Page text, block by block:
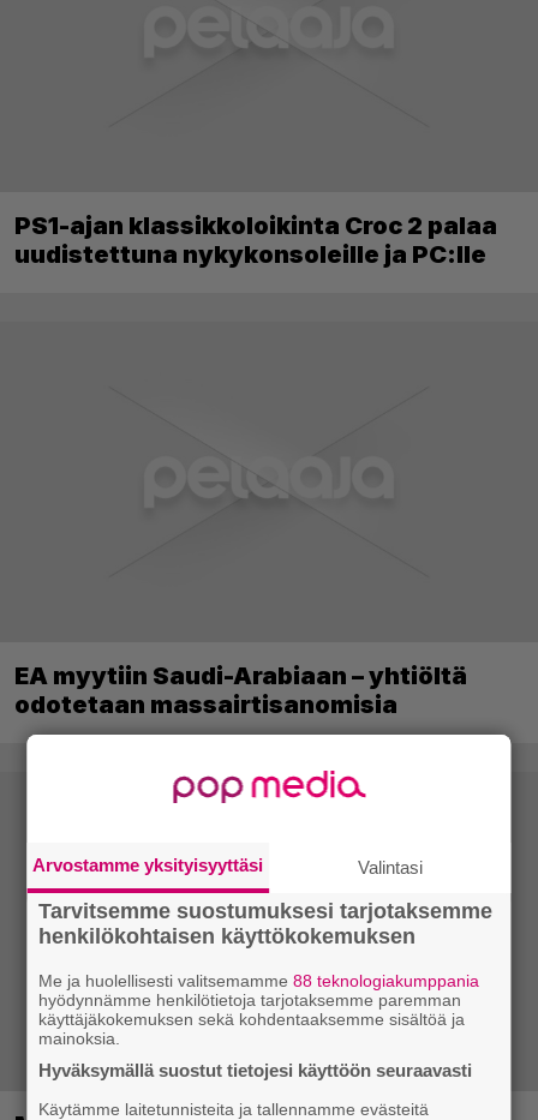
PS1-ajan klassikkoloikinta Croc 2 palaa
uudistettuna nykykonsoleille ja PC:lle
EA myytiin Saudi-Arabiaan – yhtiöltä
odotetaan massairtisanomisia
Arvostamme yksityisyyttäsi Valintasi
Tarvitsemme suostumuksesi tarjotaksemme
henkilökohtaisen käyttökokemuksen
Me ja huolellisesti valitsemamme88 teknologiakumppania
hyödynnämme henkilötietoja tarjotaksemme paremman
käyttäjäkokemuksen sekä kohdentaaksemme sisältöä ja
mainoksia.
Hyväksymällä suostut tietojesi käyttöön seuraavasti
Käytämme laitetunnisteita ja tallennamme evästeitä